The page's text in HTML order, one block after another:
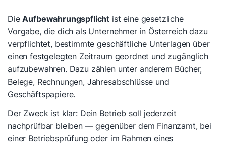
DieAufbewahrungspflicht ist eine gesetzliche
Vorgabe, die dich als Unternehmer in Österreich dazu
verpflichtet, bestimmte geschäftliche Unterlagen über
einen festgelegten Zeitraum geordnet und zugänglich
aufzubewahren. Dazu zählen unter anderem Bücher,
Belege, Rechnungen, Jahresabschlüsse und
Geschäftspapiere.
Der Zweck ist klar: Dein Betrieb soll jederzeit
nachprüfbar bleiben — gegenüber dem Finanzamt, bei
einer Betriebsprüfung oder im Rahmen eines